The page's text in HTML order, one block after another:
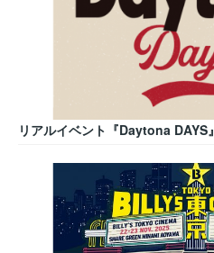
リアルイベント『Daytona DAYS』